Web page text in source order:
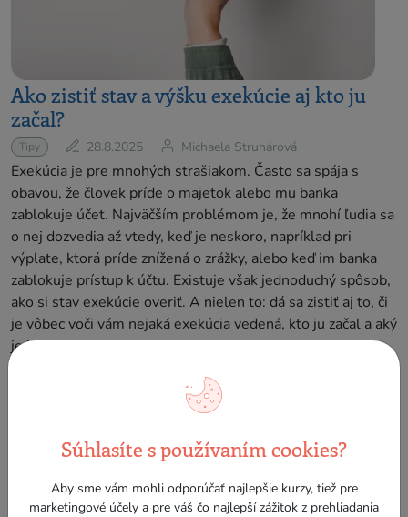
Ako zistiť stav a výšku exekúcie aj kto ju
začal?
Tipy 28.8.2025 Michaela Struhárová
Exekúcia je pre mnohých strašiakom. Často sa spája s
obavou, že človek príde o majetok alebo mu banka
zablokuje účet. Najväčším problémom je, že mnohí ľudia sa
o nej dozvedia až vtedy, keď je neskoro, napríklad pri
výplate, ktorá príde znížená o zrážky, alebo keď im banka
zablokuje prístup k účtu. Existuje však jednoduchý spôsob,
ako si stav exekúcie overiť. A nielen to: dá sa zistiť aj to, či
je vôbec voči vám nejaká exekúcia vedená, kto ju začal a aký
je jej aktuálny stav.
Súhlasíte s používaním cookies?
Aby sme vám mohli odporúčať najlepšie kurzy, tiež pre
marketingové účely a pre váš čo najlepší zážitok z prehliadania